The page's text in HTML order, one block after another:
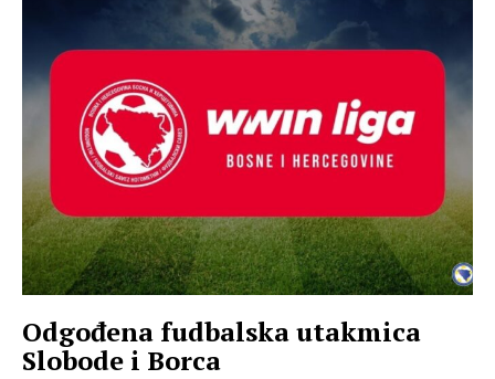
Odgođena fudbalska utakmica
Slobode i Borca